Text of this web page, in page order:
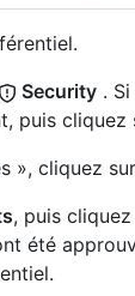
Security .
puis cliquez
», cliquez sur
, puis
été